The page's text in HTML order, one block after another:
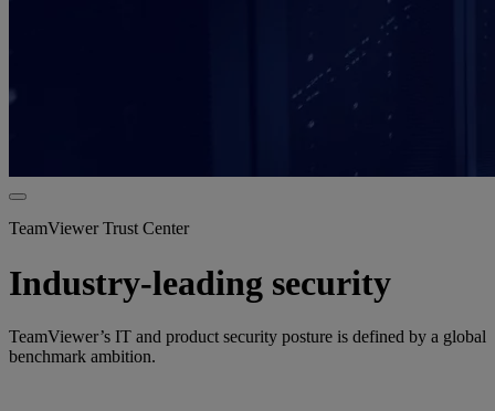
TeamViewer Trust Center
Industry-leading security
TeamViewer’s IT and product security posture is defined by a global
benchmark ambition.